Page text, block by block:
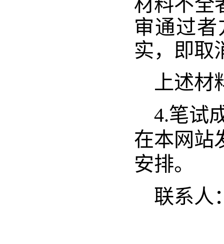
审通过
实，即取
上述材
4.笔试
在本网站
安排。
联系人